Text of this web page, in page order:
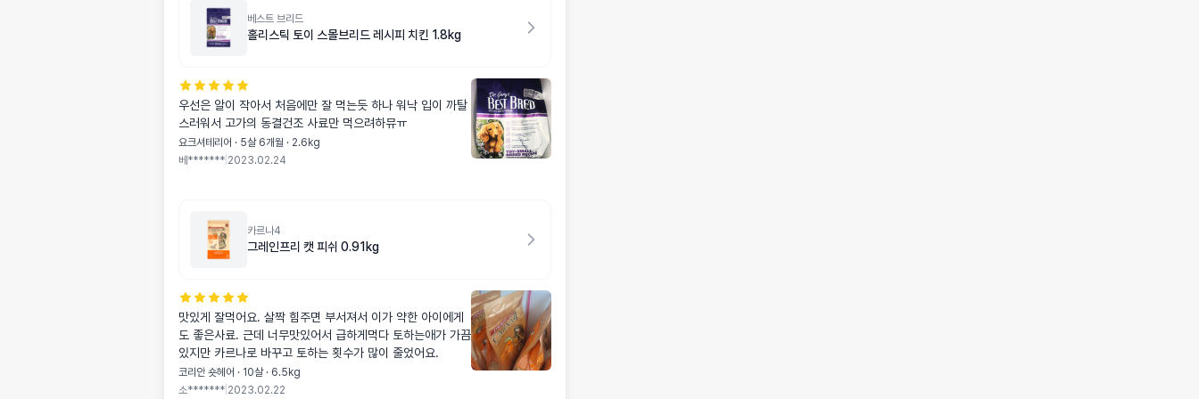
베스트 브리드
홀리스틱 토이 스몰브리드 레시피 치킨 1.8kg
우선은 알이 작아서 처음에만 잘 먹는듯 하나 워낙 입이 까탈
스러워서 고가의 동결건조 사료만 먹으려하뮤ㅠ
요크셔테리어 · 5살 6개월 · 2.6kg
베******* 2023.02.24
카르나4
그레인프리 캣 피쉬 0.91kg
맛있게 잘먹어요. 살짝 힘주면 부서져서 이가 약한 아이에게
도 좋은사료. 근데 너무맛있어서 급하게먹다 토하는애가 가끔
있지만 카르나로 바꾸고 토하는 횟수가 많이 줄었어요.
코리안 숏헤어 · 10살 · 6.5kg
소******* 2023.02.22